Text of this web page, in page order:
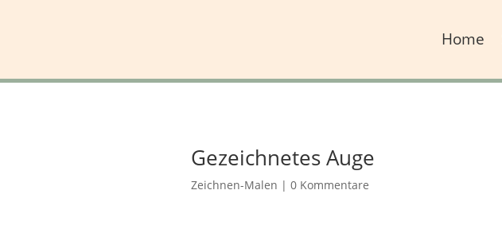
Home
Gezeichnetes Auge
Zeichnen-Malen | 0 Kommentare